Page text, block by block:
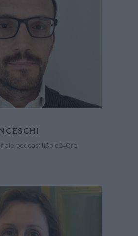
podcast IlSole24Ore